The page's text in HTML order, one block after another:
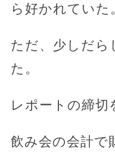
ら好かれていた
ただ、少しだら
た。
レポートの締切
飲み会の会計で